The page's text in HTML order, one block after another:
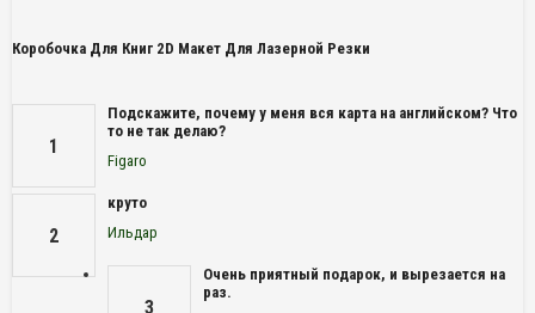
Коробочка Для Книг 2D Макет Для Лазерной Резки
1
Подскажите, почему у меня вся карта на английском? Что
то не так делаю?
Figaro
2
круто
Ильдар
3
Очень приятный подарок, и вырезается на
раз.